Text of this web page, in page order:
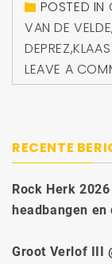
POSTED IN
VAN DE VELDE,
DEPREZ,
LEAVE A
RECENTE
Rock Herk
headbangen en
Groot Verlof III